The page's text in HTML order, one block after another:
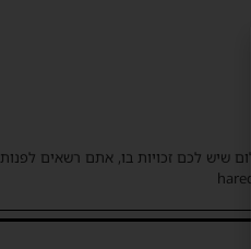
שיש לכם זכויות בו, אתם רשאים לפנות